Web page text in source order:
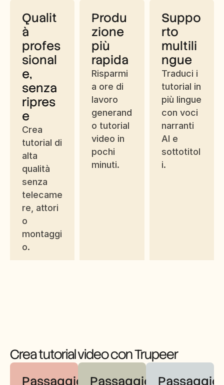
Qualit
à
profes
sional
e,
senza
ripres
e
Crea
tutorial di
alta
qualità
senza
telecame
re, attori
o
montaggi
o.
Produ
zione
più
rapida
Risparmi
a ore di
lavoro
generand
o tutorial
video in
pochi
minuti.
Suppo
rto
multili
ngue
Traduci i
tutorial in
più lingue
con voci
narranti
AI e
sottotitol
i.
Crea tutorial video con Trupeer
Passaggio 1Passaggio 2Passaggio